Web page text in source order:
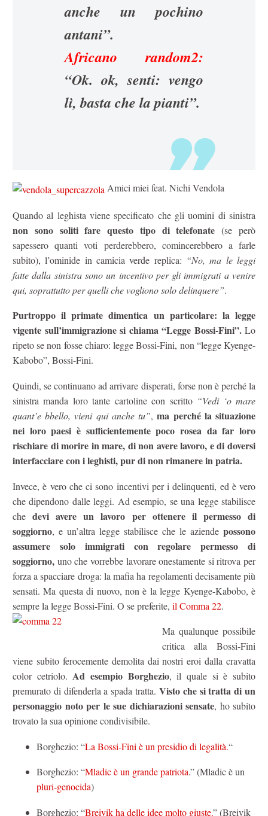
anche un pochino
antani”.
Africano random2:
“Ok. ok, senti: vengo
lì, basta che la pianti”.
Amici miei feat. Nichi Vendola
Quando al leghista viene specificato che gli uomini di sinistra
non sono soliti fare questo tipo di telefonate (se però
sapessero quanti voti perderebbero, comincerebbero a farle
subito), l’ominide in camicia verde replica: “No, ma le leggi
fatte dalla sinistra sono un incentivo per gli immigrati a venire
qui, soprattutto per quelli che vogliono solo delinquere”.
Purtroppo il primate dimentica un particolare: la legge
vigente sull’immigrazione si chiama “Legge Bossi-Fini”.Lo
ripeto se non fosse chiaro: legge Bossi-Fini, non “legge Kyenge-
Kabobo”, Bossi-Fini.
Quindi, se continuano ad arrivare disperati, forse non è perché la
sinistra manda loro tante cartoline con scritto “Vedi ‘o mare
quant’e bbello, vieni qui anche tu”, ma perché la situazione
nei loro paesi è sufficientemente poco rosea da far loro
rischiare di morire in mare, di non avere lavoro, e di doversi
interfacciare con i leghisti, pur di non rimanere in patria.
Invece, è vero che ci sono incentivi per i delinquenti, ed è vero
che dipendono dalle leggi. Ad esempio, se una legge stabilisce
chedevi avere un lavoro per ottenere il permesso di
soggiorno, e un’altra legge stabilisce che le aziende possono
assumere solo immigrati con regolare permesso di
soggiorno, uno che vorrebbe lavorare onestamente si ritrova per
forza a spacciare droga: la mafia ha regolamenti decisamente più
sensati. Ma questa di nuovo, non è la legge Kyenge-Kabobo, è
sempre la legge Bossi-Fini. O se preferite, il Comma 22.
Ma qualunque possibile
critica alla Bossi-Fini
viene subito ferocemente demolita dai nostri eroi dalla cravatta
color cetriolo. Ad esempio Borghezio, il quale si è subito
premurato di difenderla a spada tratta. Visto che si tratta di un
personaggio noto per le sue dichiarazioni sensate, ho subito
trovato la sua opinione condivisibile.
Borghezio: “La Bossi-Fini è un presidio di legalità.“
Borghezio: “Mladic è un grande patriota.” (Mladic è un
pluri-genocida)
Borghezio: “Breivik ha delle idee molto giuste.” (Breivik